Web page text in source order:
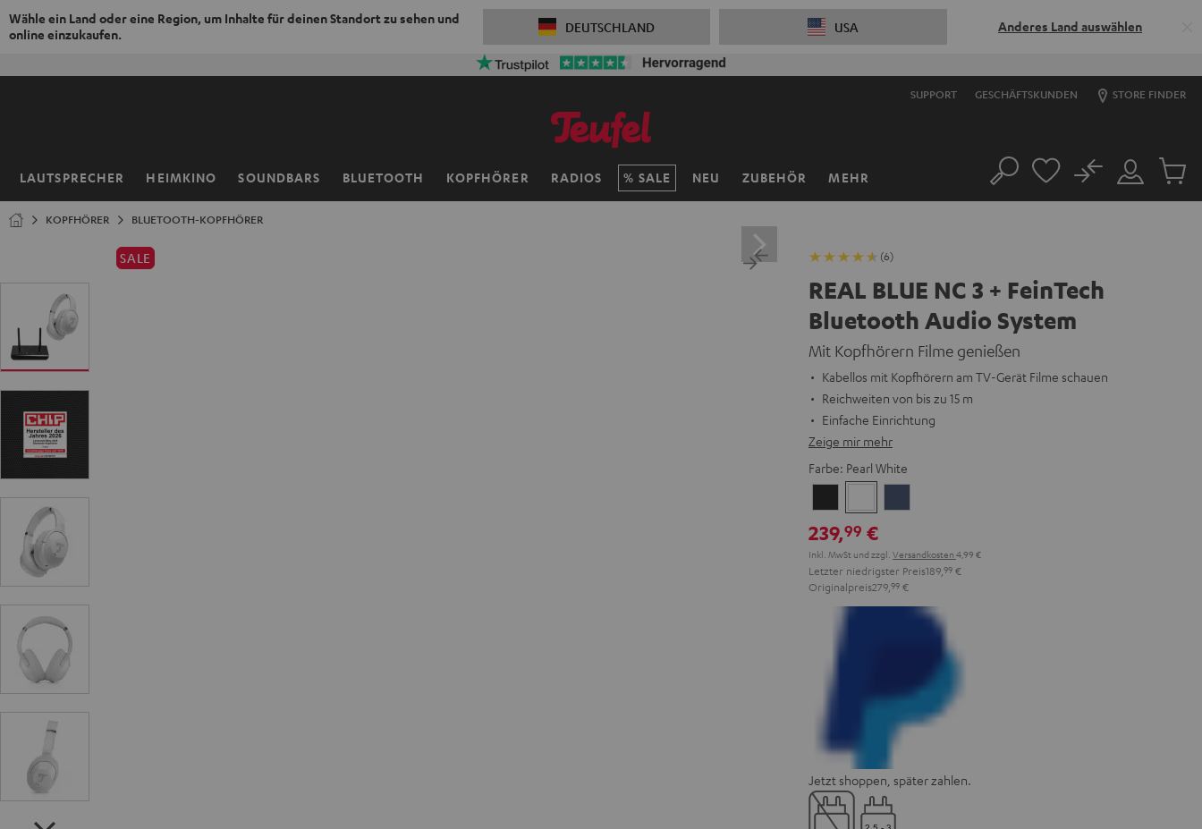
Wähle ein Land oder eine Region, um Inhalte für deinen Standort zu sehen und
online einzukaufen.
DEUTSCHLAND USA Anderes Land auswählen
SUPPORT GESCHÄFTSKUNDEN STORE FINDER
LAUTSPRECHER HEIMKINO SOUNDBARS BLUETOOTH KOPFHÖRER RADIOS SALE NEU ZUBEHÖR MEHR
Startseite Suche
Mein
Konto
No
Artikel
KOPFHÖRER BLUETOOTH-KOPFHÖRER
SALE (6)
REAL BLUE NC 3 + FeinTech
Bluetooth Audio System
Mit Kopfhörern Filme genießen
Kabellos mit Kopfhörern am TV-Gerät Filme schauen
Reichweiten von bis zu 15 m
Einfache Einrichtung
Zeige mir mehr
Farbe: Pearl White
Black White
239,99 €
Inkl. MwSt und zzgl. Versandkosten 4,99 €
Letzter niedrigster Preis189, 99 €
Originalpreis279, 99 €
Jetzt shoppen, später zahlen.